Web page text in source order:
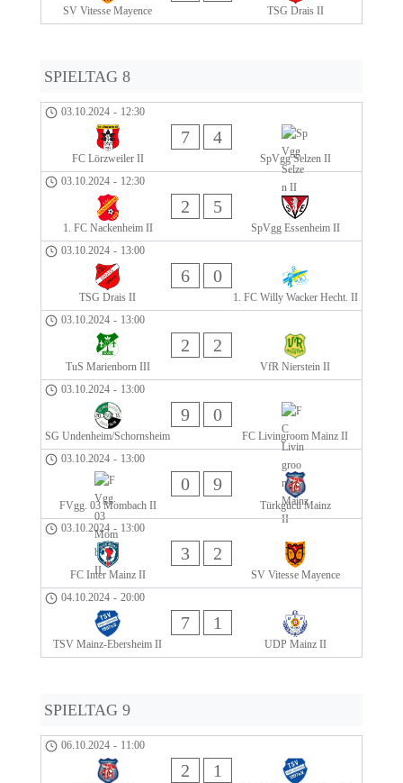
SV Vitesse Mayence TSG Drais II
SPIELTAG 8
03.10.2024 - 12:30
FC Lörzweiler II
7 4
SpVgg Selzen II
03.10.2024 - 12:30
1. FC Nackenheim II
2 5
SpVgg Essenheim II
03.10.2024 - 13:00
TSG Drais II
6 0
1. FC Willy Wacker Hecht. II
03.10.2024 - 13:00
TuS Marienborn III
2 2
VfR Nierstein II
03.10.2024 - 13:00
SG Undenheim/Schornsheim
9 0
FC Livingroom Mainz II
03.10.2024 - 13:00
FVgg. 03 Mombach II
0 9
Türkgücü Mainz
03.10.2024 - 13:00
FC Inter Mainz II
3 2
SV Vitesse Mayence
04.10.2024 - 20:00
TSV Mainz-Ebersheim II
7 1
UDP Mainz II
SPIELTAG 9
06.10.2024 - 11:00
2 1